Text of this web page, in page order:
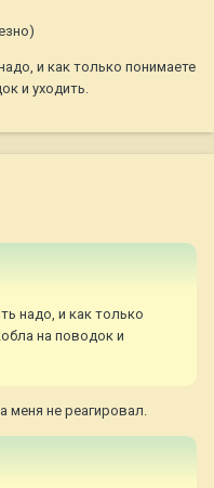
и как только понимаете
и уходить.
надо, и как только
на поводок и
меня не реагировал.